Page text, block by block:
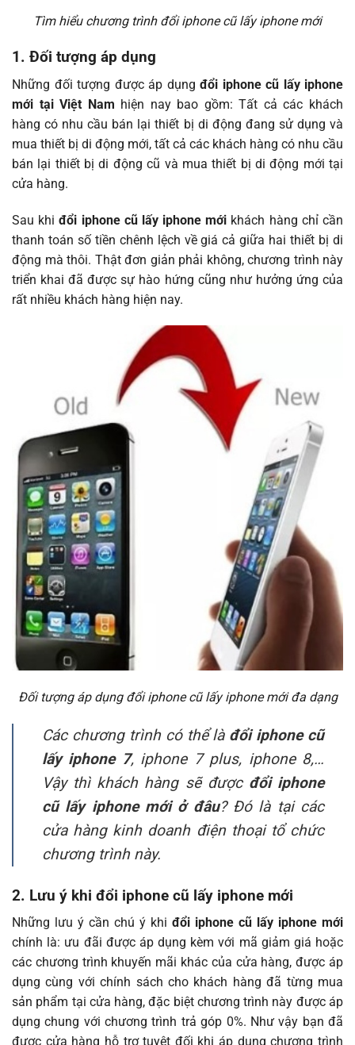
Tìm hiểu chương trình đổi iphone cũ lấy iphone mới
1. Đối tượng áp dụng
Những đối tượng được áp dụng đổi iphone cũ lấy iphone
mới tại Việt Nam hiện nay bao gồm: Tất cả các khách
hàng có nhu cầu bán lại thiết bị di động đang sử dụng và
mua thiết bị di động mới, tất cả các khách hàng có nhu cầu
bán lại thiết bị di động cũ và mua thiết bị di động mới tại
cửa hàng.
Sau khiđổi iphone cũ lấy iphone mới khách hàng chỉ cần
thanh toán số tiền chênh lệch về giá cả giữa hai thiết bị di
động mà thôi. Thật đơn giản phải không, chương trình này
triển khai đã được sự hào hứng cũng như hưởng ứng của
rất nhiều khách hàng hiện nay.
Đối tượng áp dụng đổi iphone cũ lấy iphone mới đa dạng
Các chương trình có thể là đổi iphone cũ
lấy iphone 7, iphone 7 plus, iphone 8,…
Vậy thì khách hàng sẽ được đổi iphone
cũ lấy iphone mới ở đâu? Đó là tại các
cửa hàng kinh doanh điện thoại tổ chức
chương trình này.
2. Lưu ý khi đổi iphone cũ lấy iphone mới
Những lưu ý cần chú ý khi đổi iphone cũ lấy iphone mới
chính là: ưu đãi được áp dụng kèm với mã giảm giá hoặc
các chương trình khuyến mãi khác của cửa hàng, được áp
dụng cùng với chính sách cho khách hàng đã từng mua
sản phẩm tại cửa hàng, đặc biệt chương trình này được áp
dụng chung với chương trình trả góp 0%. Như vậy bạn đã
được cửa hàng hỗ trợ tuyệt đối khi áp dụng chương trình